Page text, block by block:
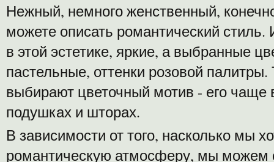
Нежный, немного женственный,
можете описать романтический
в этой эстетике, яркие, а выбранные
пастельные, оттенки розовой
выбирают цветочный мотив - его чаще
подушках и шторах.
В зависимости от того, насколько мы
романтическую атмосферу, мы можем